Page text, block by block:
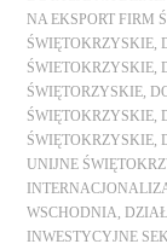
NA EKSPORT FIRM
ŚWIĘTOKRZYSKIE
ŚWIETOKRZYSKIE
ŚWIĘTORZYSKIE
ŚWIĘTOKRZYSKIE
ŚWIĘTOKRZYSKIE
UNIJNE
WSCHODNIA
INWESTYCYJNE